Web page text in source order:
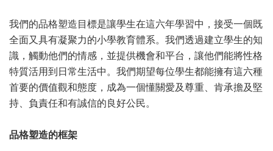
我們的品格塑造目標是讓學生在這六年學習中，接受一個既
全面又具有凝聚力的小學教育體系。我們透過建立學生的知
識，觸動他們的情感，並提供機會和平台，讓他們能將性格
特質活用到日常生活中。我們期望每位學生都能擁有這六種
首要的價值觀和態度，成為一個懂關愛及尊重、肯承擔及堅
持、負責任和有誠信的良好公民。
品格塑造的框架